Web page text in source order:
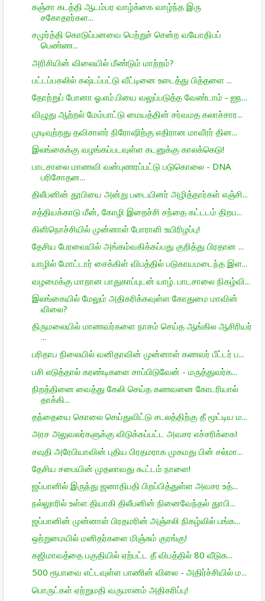
கஞ்சா கடத்தி ஆடம்பர வாழ்க்கை வாழ்ந்த இரு
சகோதரர்கள...
சமுர்த்தி கொடுப்பனவை பெற்றுச் சென்ற வயோதிபப்
பெண்ண...
அரிசியின் விலையில் மீண்டும் மாற்றம்?
பட்டப்பகலில் கஷ்டப்பட்டு வீட்டினை உடைத்து பித்தளை ...
தோற்றுப் போனா ஓ.எம்.பியை வலுப்படுத்த வேண்டாம் - ஐந...
விழுது ஆற்றல் மேம்பாட்டு மையத்தின் சர்வமத கலாச்சார...
முடிவுற்றது தவிசாளர் நிரோஷிற்கு எதிரான மாவீரர் தின...
இலங்கைக்கு வழங்கப்படவுள்ள கடனுக்கு காலக்கெடு!
பாடசாலை மாணவி வன்புணரப்பட்டு படுகொலை - DNA
பரிசோதன...
திலீபனின் தூபியை அன்று படையினர் அழித்தார்கள் எஞ்சி...
சத்தியக்காடு மீன், கோழி இறைச்சி சந்தை கட்டடம் திறப...
கிளிநொச்சியில் முன்னாள் போராளி உயிரிழப்பு!
தேசிய பேரவையில் அங்கம்வகிக்கப்பது குறித்து பிரதான ...
யாழில் மோட்டார் சைக்கிள் விபத்தில் படுகாயமடைந்த இள...
வழமைக்கு மாறான பாதுகாப்புடன் யாழ். பாடசாலை நிகழ்வி...
இலங்கையில் மேலும் அதிகரிக்கவுள்ள கோதுமை மாவின்
விலை?
திருமலையில் மாணவர்களை நாசம் செய்த ஆங்கில ஆசிரியர்
...
பரிதாப நிலையில் வனிதாவின் முன்னாள் கணவர் பீட்டர் ப...
பசி எடுத்தால் கரண்டிகளை சாப்பிடுவேன் - மருத்துவர்க...
நிறத்தினை வைத்து கேலி செய்த கணவனை கோடரியால்
தாக்கி...
தந்தையை கொலை செய்துவிட்டு சடலத்திற்கு தீ மூட்டிய ம...
அரச அலுவலர்களுக்கு விடுக்கப்பட்ட அவசர எச்சரிக்கை!
சவுதி அரேபியாவின் புதிய பிரதமராக முகமது பின் சல்மா...
தேசிய சபையின் முதலாவது கூட்டம் நாளை!
ஜப்பானில் இருந்து ஜனாதிபதி பிறப்பித்துள்ள அவசர உத்...
நல்லுாரில் உள்ள தியாகி திலீபனின் நினைவேந்தல் துாபி...
ஜப்பானின் முன்னாள் பிரதமரின் அஞ்சலி நிகழ்வில் பங்க...
ஒற்றுமையில் மனிதர்களை மிஞ்சும் குரங்கு!
கஜிமாவத்தை பகுதியில் ஏற்பட்ட தீ விபத்தில் 80 வீடுக...
500 ரூபாவை எட்டவுள்ள பாணின் விலை - அதிர்ச்சியில் ம...
பொருட்கள் ஏற்றுமதி வருமானம் அதிகரிப்பு!